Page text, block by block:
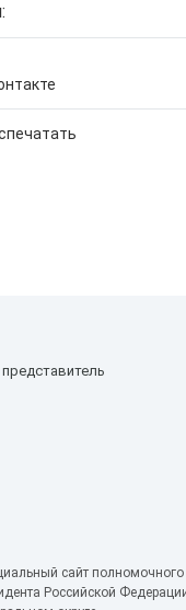
сайт полномочного
Российской